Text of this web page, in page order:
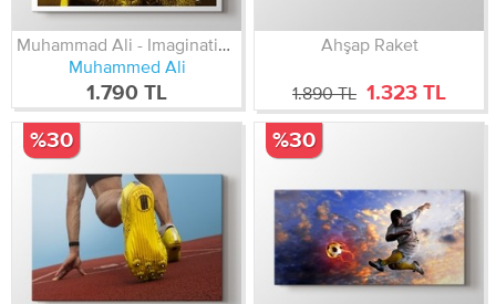
Muhammed Ali
1.790 TL
Ahşap Raket
1.890 TL 1.323 TL
%30 %30